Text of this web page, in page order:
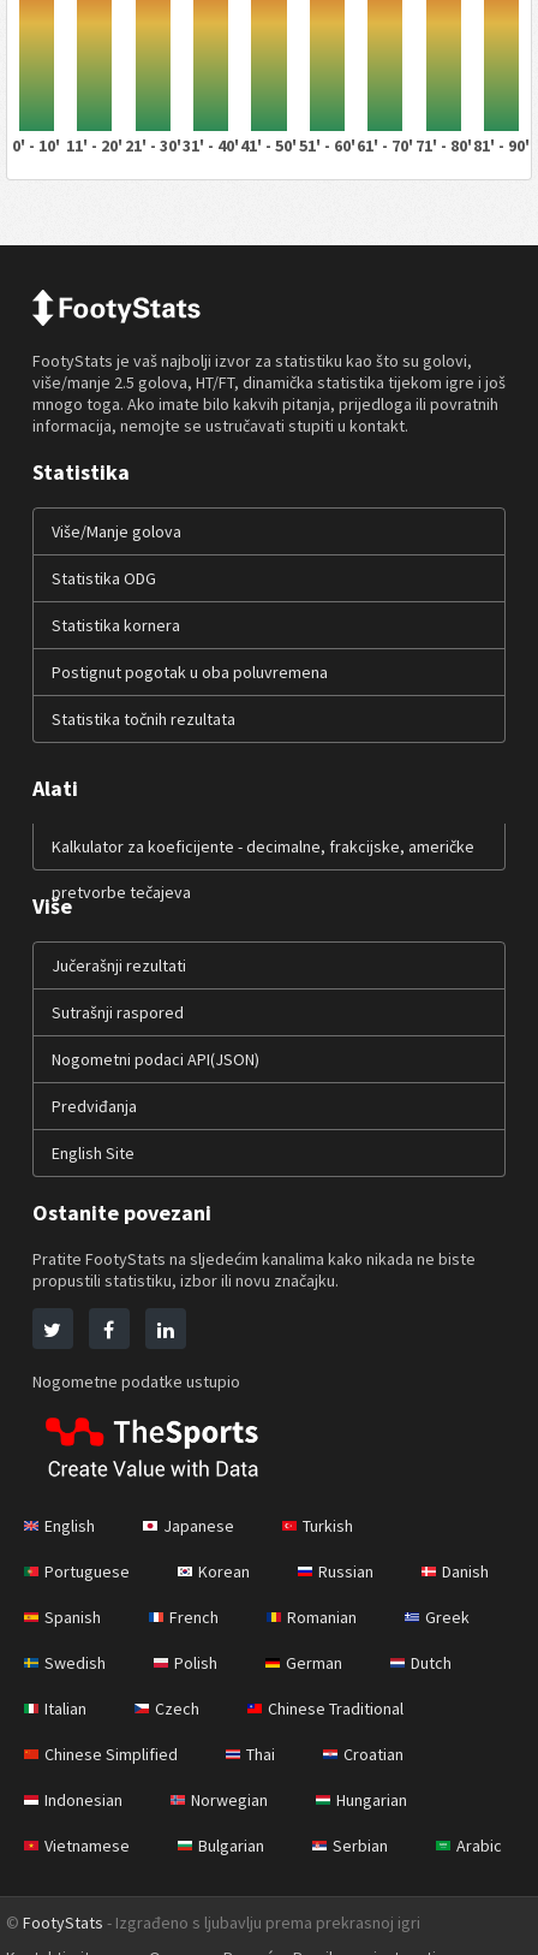
0' - 10' 11' - 20' 21' - 30'31' - 40'41' - 50'51' - 60'61' - 70' 71' - 80'81' - 90'
FootyStats je vaš najbolji izvor za statistiku kao što su golovi,
više/manje 2.5 golova, HT/FT, dinamička statistika tijekom igre i još
mnogo toga. Ako imate bilo kakvih pitanja, prijedloga ili povratnih
informacija, nemojte se ustručavati stupiti u kontakt.
Statistika
Više/Manje golova
Statistika ODG
Statistika kornera
Postignut pogotak u oba poluvremena
Statistika točnih rezultata
Alati
Kalkulator za koeficijente - decimalne, frakcijske, američke
pretvorbe tečajeva
Više
Jučerašnji rezultati
Sutrašnji raspored
Nogometni podaci API(JSON)
Predviđanja
English Site
Ostanite povezani
Pratite FootyStats na sljedećim kanalima kako nikada ne biste
propustili statistiku, izbor ili novu značajku.
Nogometne podatke ustupio
English Japanese Turkish
Portuguese Korean Russian Danish
Spanish French Romanian Greek
Swedish Polish German Dutch
Italian Czech Chinese Traditional
Chinese Simplified Thai Croatian
Indonesian Norwegian Hungarian
Vietnamese Bulgarian Serbian Arabic
© FootyStats - Izgrađeno s ljubavlju prema prekrasnoj igri